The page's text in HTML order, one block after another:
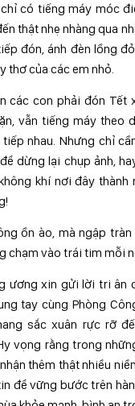
có tiếng máy móc
thật nhẹ nhàng qua
đón, ánh đèn lồng
thơ của các em nhỏ.
các con phải đón Tết
vẫn tiếng máy theo
nhau. Nhưng chỉ
dừng lại chụp ảnh,
khí nơi đây thành
ồn ào, mà ngập
chạm vào trái tim mỗi
ương xin gửi lời tri ân
tay cùng Phòng
sắc xuân rực rỡ
vọng rằng trong
thêm thật nhiều
để vững bước trên